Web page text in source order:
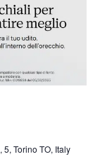
Torino TO, Italy